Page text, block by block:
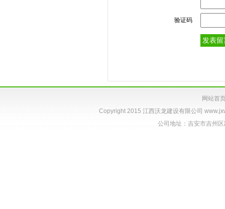
验证码
网站首
Copyright 2015 江西沃龙建设有限公司
公司地址：吉安市吉州